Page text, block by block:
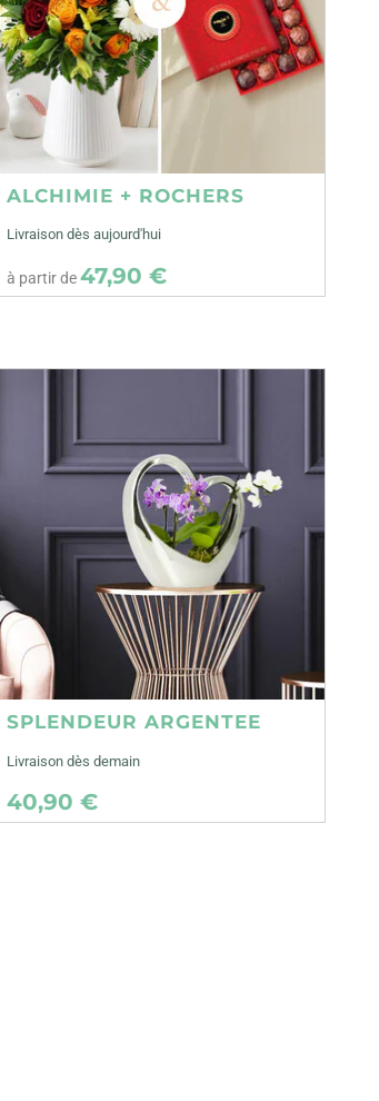
ALCHIMIE + ROCHERS
Livraison dès aujourd'hui
à partir de47,90 €
SPLENDEUR ARGENTEE
Livraison dès demain
40,90 €